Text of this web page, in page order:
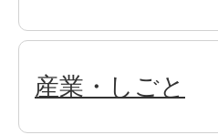
産業・しごと